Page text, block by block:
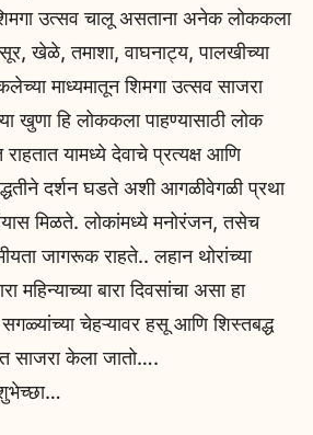
उत्सव चालू असताना अनेक लोककला
खेळे, तमाशा, वाघनाट्य, पालखीच्या
माध्यमातून शिमगा उत्सव साजरा
खुणा हि लोककला पाहण्यासाठी लोक
यामध्ये देवाचे प्रत्यक्ष आणि
दर्शन घडते अशी आगळीवेगळी प्रथा
मिळते. लोकांमध्ये मनोरंजन, तसेच
जागरूक राहते.. लहान थोरांच्या
महिन्याच्या बारा दिवसांचा असा हा
चेहऱ्यावर हसू आणि शिस्तबद्ध
साजरा केला जातो….